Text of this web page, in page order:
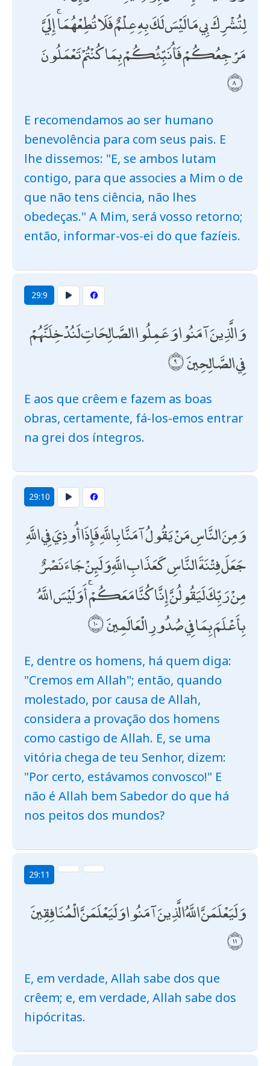
لِتُشْرِكَ بِي مَا لَيْسَ لَكَ بِهِ عِلْمٌ فَلَا تُطِعْهُمَا ۚ إِلَيَّ
مَرْجِعُكُمْ فَأُنَبِّئُكُمْ بِمَا كُنْتُمْ تَعْمَلُونَ
E recomendamos ao ser humano
benevolência para com seus pais. E
lhe dissemos: "E, se ambos lutam
contigo, para que associes a Mim o de
que não tens ciência, não lhes
obedeças." A Mim, será vosso retorno;
então, informar-vos-ei do que fazíeis.
29:9
وَالَّذِينَ آمَنُوا وَعَمِلُوا الصَّالِحَاتِ لَنُدْخِلَنَّهُمْ
فِي الصَّالِحِينَ
E aos que crêem e fazem as boas
obras, certamente, fá-los-emos entrar
na grei dos íntegros.
29:10
وَمِنَ النَّاسِ مَنْ يَقُولُ آمَنَّا بِاللَّهِ فَإِذَا أُوذِيَ فِي اللَّهِ
جَعَلَ فِتْنَةَ النَّاسِ كَعَذَابِ اللَّهِ وَلَئِنْ جَاءَ نَصْرٌ
مِنْ رَبِّكَ لَيَقُولُنَّ إِنَّا كُنَّا مَعَكُمْ ۚ أَوَلَيْسَ اللَّهُ
بِأَعْلَمَ بِمَا فِي صُدُورِ الْعَالَمِينَ
E, dentre os homens, há quem diga:
"Cremos em Allah"; então, quando
molestado, por causa de Allah,
considera a provação dos homens
como castigo de Allah. E, se uma
vitória chega de teu Senhor, dizem:
"Por certo, estávamos convosco!" E
não é Allah bem Sabedor do que há
nos peitos dos mundos?
29:11
وَلَيَعْلَمَنَّ اللَّهُ الَّذِينَ آمَنُوا وَلَيَعْلَمَنَّ الْمُنَافِقِينَ
E, em verdade, Allah sabe dos que
crêem; e, em verdade, Allah sabe dos
hipócritas.